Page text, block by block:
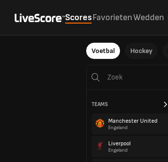
ScoresFavorietenWedden
Voetbal Hockey
TEAMS
Manchester United
Engeland
Liverpool
Engeland